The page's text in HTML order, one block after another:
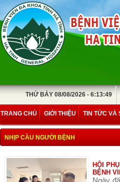
THỨ BẢY 08/08/2026 - 6:13:49
TRANG CHỦ GIỚI THIỆU TIN TỨC VÀ
NHỊP CẦU NGƯỜI BỆNH
HỘI
BỆNH
Ngày